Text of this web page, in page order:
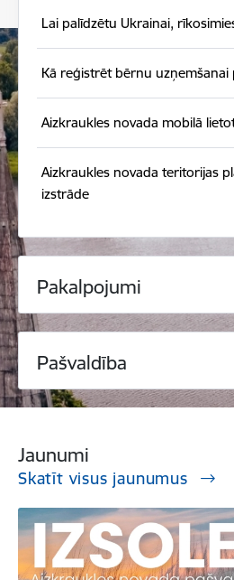
Lai palīdzētu Ukrainai,
Kā reģistrēt bērnu uzņemšanai
Aizkraukles novada mobilā
Aizkraukles novada teritorijas
izstrāde
Pakalpojumi
Pašvaldība
Jaunumi
Skatīt visus jaunumus